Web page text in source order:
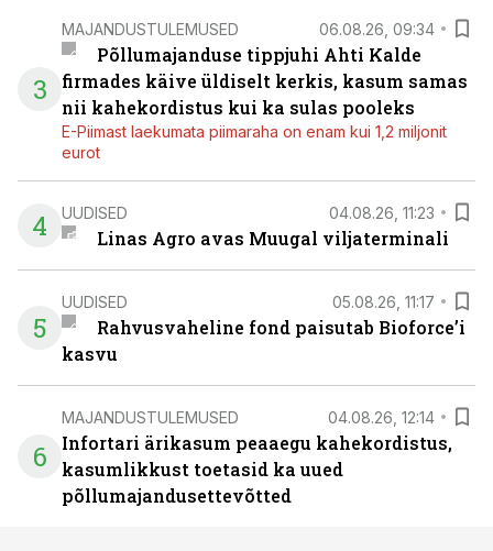
3
MAJANDUSTULEMUSED 06.08.26, 09:34
Põllumajanduse tippjuhi Ahti Kalde
firmades käive üldiselt kerkis, kasum samas
nii kahekordistus kui ka sulas pooleks
E-Piimast laekumata piimaraha on enam kui 1,2 miljonit
eurot
4 UUDISED 04.08.26, 11:23
Linas Agro avas Muugal viljaterminali
5
UUDISED 05.08.26, 11:17
Rahvusvaheline fond paisutab Bioforce’i
kasvu
6
MAJANDUSTULEMUSED 04.08.26, 12:14
Infortari ärikasum peaaegu kahekordistus,
kasumlikkust toetasid ka uued
põllumajandusettevõtted